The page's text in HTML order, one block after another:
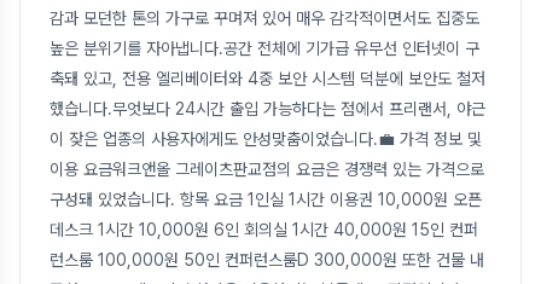
감과 모던한 톤의 가구로 꾸며져 있어 매우 감각적이면서도 집중도
높은 분위기를 자아냅니다.공간 전체에 기가급 유무선 인터넷이 구
축돼 있고, 전용 엘리베이터와 4중 보안 시스템 덕분에 보안도 철저
했습니다.무엇보다 24시간 출입 가능하다는 점에서 프리랜서, 야근
이 잦은 업종의 사용자에게도 안성맞춤이었습니다.💼 가격 정보 및
이용 요금워크앤올 그레이츠판교점의 요금은 경쟁력 있는 가격으로
구성돼 있었습니다. 항목 요금 1인실 1시간 이용권 10,000원 오픈
데스크 1시간 10,000원 6인 회의실 1시간 40,000원 15인 컨퍼
런스룸 100,000원 50인 컨퍼런스룸D 300,000원 또한 건물 내